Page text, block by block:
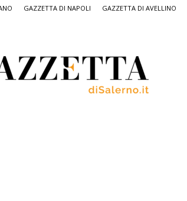
GAZZETTA DI NAPOLI GAZZETTA DI AVELLINO
Salerno,
il
quotidiano